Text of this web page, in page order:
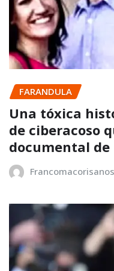
FARANDULA
Una tóxica
de ciberacoso
documental
Francomacorisanos